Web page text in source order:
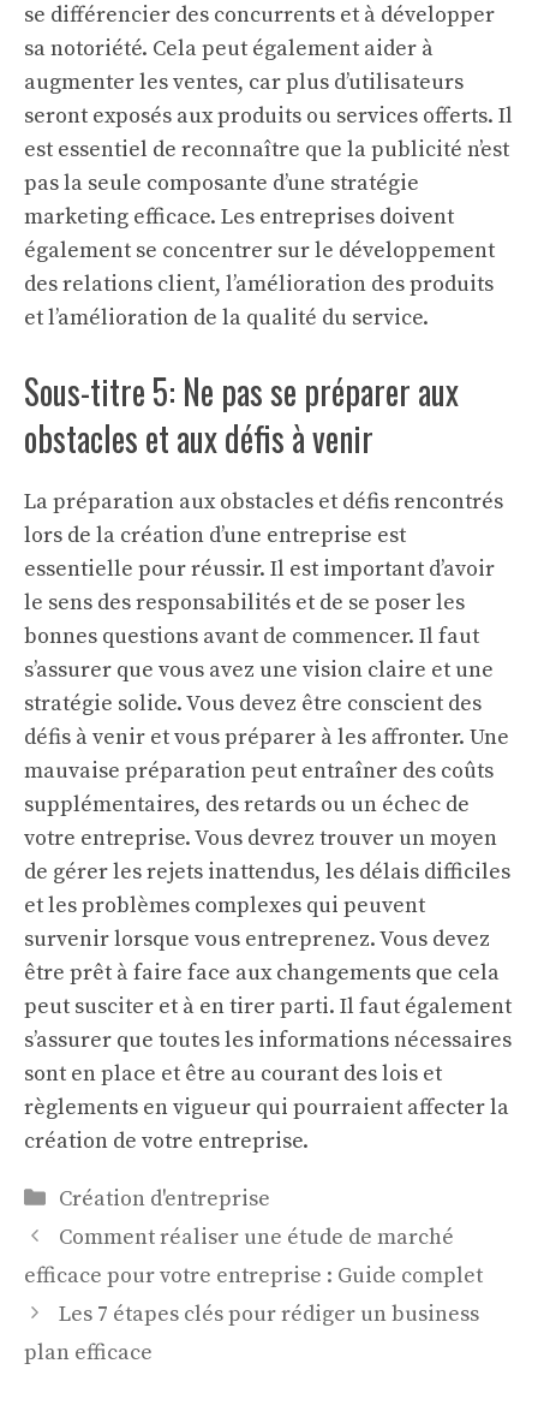
se différencier des concurrents et à développer
sa notoriété. Cela peut également aider à
augmenter les ventes, car plus d’utilisateurs
seront exposés aux produits ou services offerts. Il
est essentiel de reconnaître que la publicité n’est
pas la seule composante d’une stratégie
marketing efficace. Les entreprises doivent
également se concentrer sur le développement
des relations client, l’amélioration des produits
et l’amélioration de la qualité du service.
Sous-titre 5: Ne pas se préparer aux
obstacles et aux défis à venir
La préparation aux obstacles et défis rencontrés
lors de la création d’une entreprise est
essentielle pour réussir. Il est important d’avoir
le sens des responsabilités et de se poser les
bonnes questions avant de commencer. Il faut
s’assurer que vous avez une vision claire et une
stratégie solide. Vous devez être conscient des
défis à venir et vous préparer à les affronter. Une
mauvaise préparation peut entraîner des coûts
supplémentaires, des retards ou un échec de
votre entreprise. Vous devrez trouver un moyen
de gérer les rejets inattendus, les délais difficiles
et les problèmes complexes qui peuvent
survenir lorsque vous entreprenez. Vous devez
être prêt à faire face aux changements que cela
peut susciter et à en tirer parti. Il faut également
s’assurer que toutes les informations nécessaires
sont en place et être au courant des lois et
règlements en vigueur qui pourraient affecter la
création de votre entreprise.
Catégories
Création d'entreprise
Comment réaliser une étude de marché
efficace pour votre entreprise : Guide complet
Les 7 étapes clés pour rédiger un business
plan efficace